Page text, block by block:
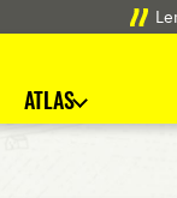
ATLAS